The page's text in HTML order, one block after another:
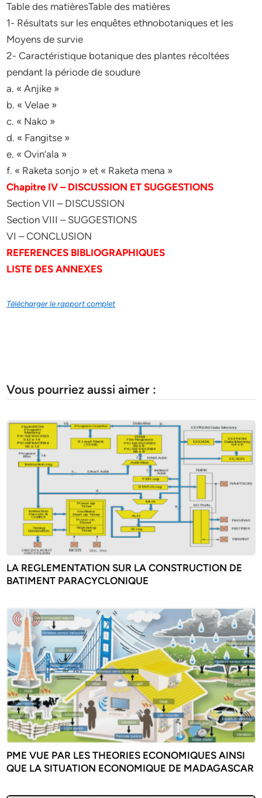
Table des matièresTable des matières
1- Résultats sur les enquêtes ethnobotaniques et les
Moyens de survie
2- Caractéristique botanique des plantes récoltées
pendant la période de soudure
a. « Anjike »
b. « Velae »
c. « Nako »
d. « Fangitse »
e. « Ovin’ala »
f. « Raketa sonjo » et « Raketa mena »
Chapitre IV – DISCUSSION ET SUGGESTIONS
Section VII – DISCUSSION
Section VIII – SUGGESTIONS
VI – CONCLUSION
REFERENCES BIBLIOGRAPHIQUES
LISTE DES ANNEXES
Télécharger le rapport complet
Vous pourriez aussi aimer :
LA REGLEMENTATION SUR LA CONSTRUCTION DE
BATIMENT PARACYCLONIQUE
PME VUE PAR LES THEORIES ECONOMIQUES AINSI
QUE LA SITUATION ECONOMIQUE DE MADAGASCAR